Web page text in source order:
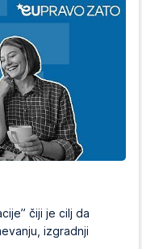
čiji je cilj da
izgradnji